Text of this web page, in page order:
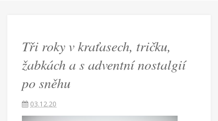
adventní
nostalgií
Tři roky v kraťasech, tričku,
žabkách a s adventní nostalgií
po sněhu
03.12.20